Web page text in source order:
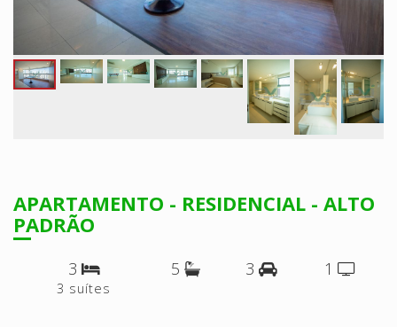
APARTAMENTO - RESIDENCIAL - ALTO
PADRÃO
3
3 suítes
5 3 1